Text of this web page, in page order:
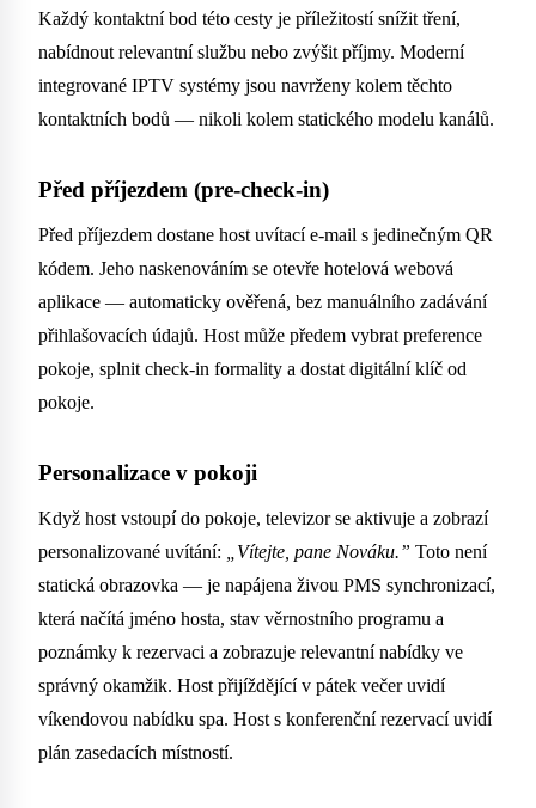
Každý kontaktní bod této cesty je příležitostí snížit tření,
nabídnout relevantní službu nebo zvýšit příjmy. Moderní
integrované IPTV systémy jsou navrženy kolem těchto
kontaktních bodů — nikoli kolem statického modelu kanálů.
Před příjezdem (pre-check-in)
Před příjezdem dostane host uvítací e-mail s jedinečným QR
kódem. Jeho naskenováním se otevře hotelová webová
aplikace — automaticky ověřená, bez manuálního zadávání
přihlašovacích údajů. Host může předem vybrat preference
pokoje, splnit check-in formality a dostat digitální klíč od
pokoje.
Personalizace v pokoji
Když host vstoupí do pokoje, televizor se aktivuje a zobrazí
personalizované uvítání:
„Vítejte, pane Nováku.” Toto není
statická obrazovka — je napájena živou PMS synchronizací,
která načítá jméno hosta, stav věrnostního programu a
poznámky k rezervaci a zobrazuje relevantní nabídky ve
správný okamžik. Host přijíždějící v pátek večer uvidí
víkendovou nabídku spa. Host s konferenční rezervací uvidí
plán zasedacích místností.